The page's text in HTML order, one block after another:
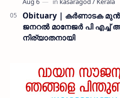
Obituary | കർണാടക
ജനറൽ മാനേജർ പി എച്ച്
നിര്യാതനായി